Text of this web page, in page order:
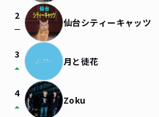
2
check_indeterminate_small 仙台シティーキャッツ
3
arrow_drop_up 月と徒花
4
arrow_drop_up Zoku